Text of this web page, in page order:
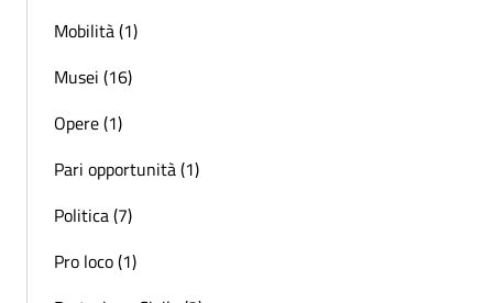
Mobilità (1)
Musei (16)
Opere (1)
Pari opportunità (1)
Politica (7)
Pro loco (1)